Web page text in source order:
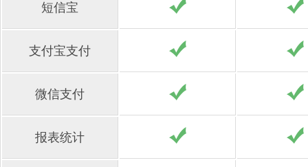
短信宝
支付宝支付
微信支付
报表统计